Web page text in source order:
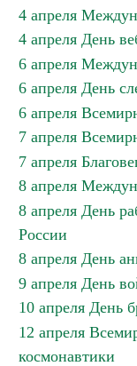
4 апреля
4 апреля День
6 апреля
6 апреля День
6 апреля
7 апреля
7 апреля
8 апреля
8 апреля День
России
8 апреля День
9 апреля День
10 апреля День
12 апреля
космонавтики